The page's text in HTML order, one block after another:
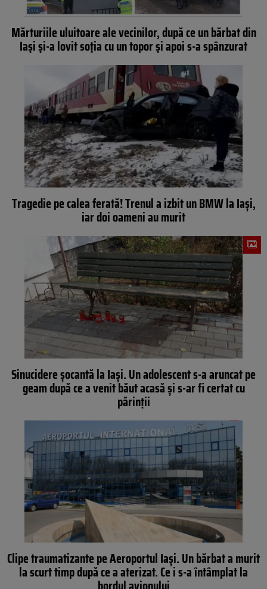
Mărturiile uluitoare ale vecinilor, după ce un bărbat din
Iași și-a lovit soția cu un topor și apoi s-a spânzurat
Tragedie pe calea ferată! Trenul a izbit un BMW la Iași,
iar doi oameni au murit
Sinucidere șocantă la Iași. Un adolescent s-a aruncat pe
geam după ce a venit băut acasă și s-ar fi certat cu
părinții
Clipe traumatizante pe Aeroportul Iași. Un bărbat a murit
la scurt timp după ce a aterizat. Ce i s-a întâmplat la